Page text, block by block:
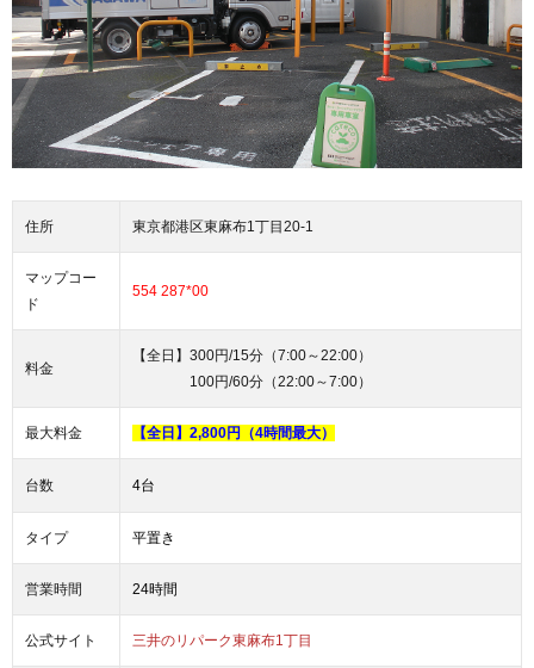
住所 東京都港区東麻布1丁目20-1
マップコー
ド
554 287*00
料金
【全日】300円/15分（7:00～22:00）
100円/60分（22:00～7:00）
最大料金 【全日】2,800円（4時間最大）
台数 4台
タイプ 平置き
営業時間 24時間
公式サイト 三井のリパーク東麻布1丁目